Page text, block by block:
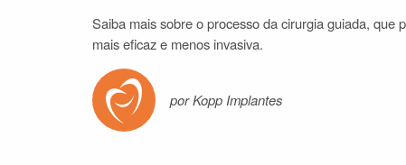
Saiba mais sobre o processo da cirurgia guiada, que
mais eficaz e menos invasiva.
por Kopp Implantes